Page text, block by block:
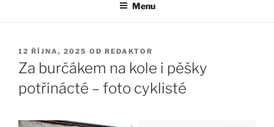
Menu
PUBLIKOVÁNO
12 ŘÍJNA, 2025 OD REDAKTOR
Za burčákem na kole i pěšky
potřinácté – foto cyklisté